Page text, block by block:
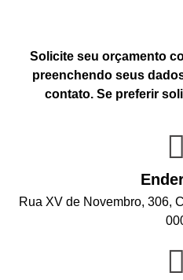
Solicite seu orçamento
preenchendo seus
contato. Se preferir
Rua XV de Novembro, 306,